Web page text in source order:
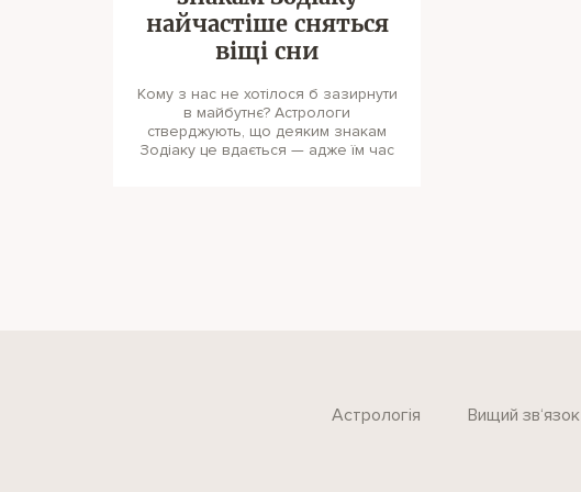
найчастіше сняться
віщі сни
Кому з нас не хотілося б зазирнути
в майбутнє? Астрологи
стверджують, що деяким знакам
Зодіаку це вдається — адже їм час
Астрологія Вищий зв‘язок